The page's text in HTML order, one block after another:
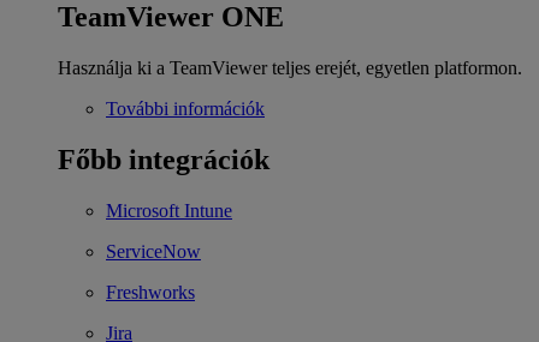
TeamViewer ONE
Használja ki a TeamViewer teljes erejét, egyetlen platformon.
További információk
Főbb integrációk
Microsoft Intune
ServiceNow
Freshworks
Jira